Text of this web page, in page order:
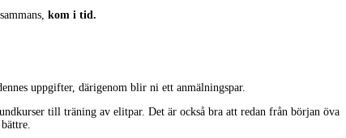
kom i tid.
uppgifter, därigenom blir ni ett anmälningspar.
till träning av elitpar. Det är också bra att redan från början öva